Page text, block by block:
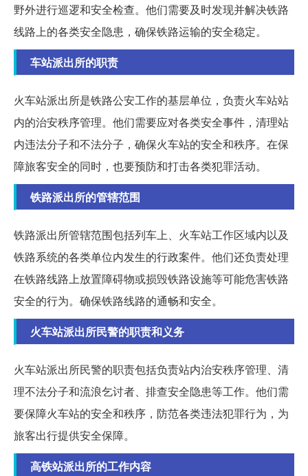
野外进行巡逻和安全检查。他们需要及时发现并解决铁路
线路上的各类安全隐患，确保铁路运输的安全稳定。
车站派出所的职责
火车站派出所是铁路公安工作的基层单位，负责火车站站
内的治安秩序管理。他们需要应对各类安全事件，清理站
内违法分子和不法分子，确保火车站的安全和秩序。在保
障旅客安全的同时，也要预防和打击各类犯罪活动。
铁路派出所的管辖范围
铁路派出所管辖范围包括列车上、火车站工作区域内以及
铁路系统的各类单位内发生的行政案件。他们还负责处理
在铁路线路上放置障碍物或损毁铁路设施等可能危害铁路
安全的行为。确保铁路线路的通畅和安全。
火车站派出所民警的职责和义务
火车站派出所民警的职责包括负责站内治安秩序管理、清
理不法分子和流浪乞讨者、排查安全隐患等工作。他们需
要保障火车站的安全和秩序，防范各类违法犯罪行为，为
旅客出行提供安全保障。
高铁站派出所的工作内容